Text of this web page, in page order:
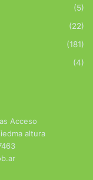
(5)
(22)
(181)
(4)
Acceso
altura